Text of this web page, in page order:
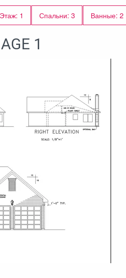
Этаж: 1 Спальни: 3 Ванные: 2
1